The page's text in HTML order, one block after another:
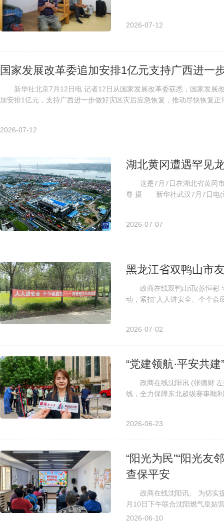
2026-07-12
国家发展改革委追加安排1亿元支持广西进一
新华社北京7月12日电 记者12日从国家发展改革委获悉，国家发展
加安排1亿元，支持广西进一步做好灾区灾后应急恢复，推动尽快恢复正
2026-07-12
湖北黄冈遭遇罕见
这是7月7日在湖北省黄冈市
尊 摄 新华社武汉7月7日电(
2026-07-07
黑龙江省双鸭山市
政商在线双鸭山讯(苏恒彬
动，紧扣“人人讲安全、个个会
2026-07-02
“党建领航·平安共建”
政商在线沈阳讯 (张德财 左
线，全力保障东北超级赛事顺
2026-06-23
“阳光为民”“阳光友
查保平安
政商在线沈阳讯; 为切实提
月10日下午联合沈阳燃气皇姑
阳燃气皇姑营业分公司党委书
2026-06-10